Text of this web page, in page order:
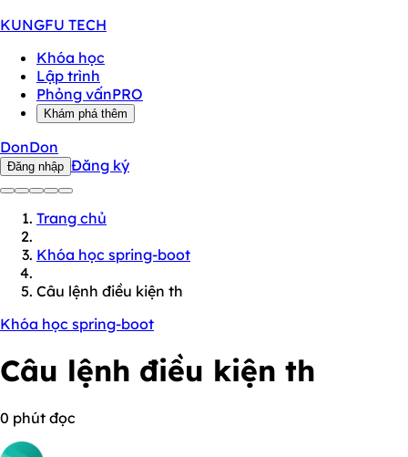
KUNGFU TECH
Khóa học
Lập trình
Phỏng vấnPRO
Khám phá thêm
DonDon
Đăng nhập Đăng ký
Trang chủ
Khóa học spring-boot
Câu lệnh điều kiện th
Khóa học spring-boot
Câu lệnh điều kiện th
0 phút đọc